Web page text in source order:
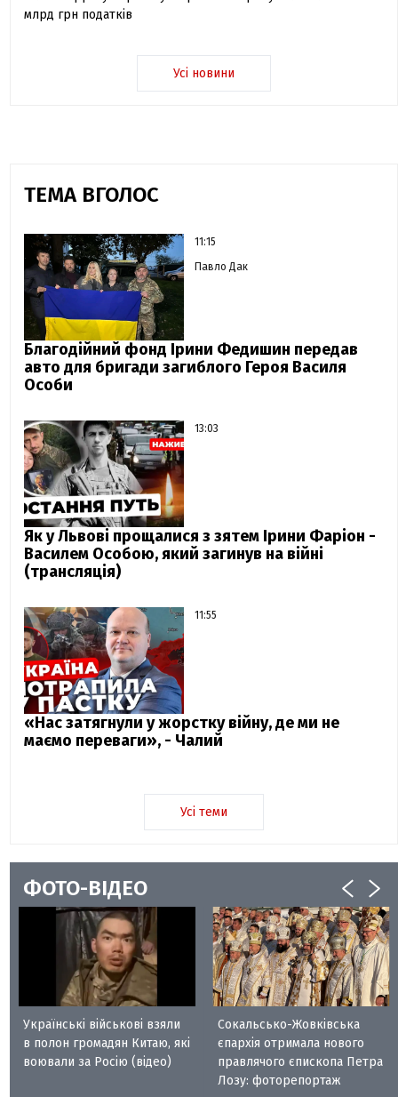
млрд грн податків
Усі новини
ТЕМА ВГОЛОС
11:15
Павло Дак
Благодійний фонд Ірини Федишин передав
авто для бригади загиблого Героя Василя
Особи
13:03
Як у Львові прощалися з зятем Ірини Фаріон -
Василем Особою, який загинув на війні
(трансляція)
11:55
«Нас затягнули у жорстку війну, де ми не
маємо переваги», - Чалий
Усі теми
ФОТО-ВІДЕО
Українські військові взяли
в полон громадян Китаю, які
воювали за Росію (відео)
Сокальсько-Жовківська
єпархія отримала нового
правлячого єпископа Петра
Лозу: фоторепортаж